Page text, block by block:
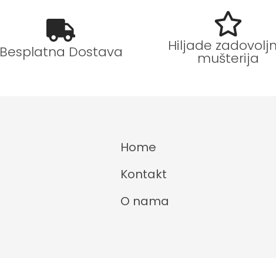
Besplatna Dostava Hiljade
mušterija
Home
Kontakt
O nama